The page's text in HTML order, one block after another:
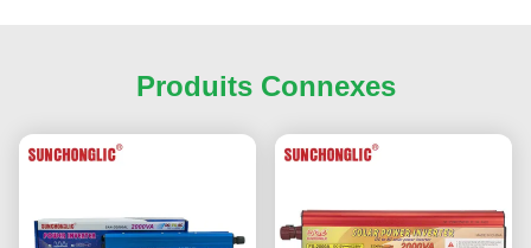
Produits Connexes